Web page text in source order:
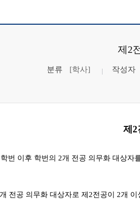
제2
분류 [학사] 작성자
제 2
학번 이후 학번의 2개 전공 의무화 대상자
개 전공 의무화 대상자로 제 2전공이 2개 이